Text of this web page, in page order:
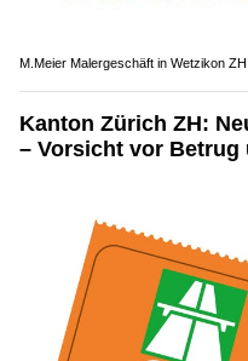
M.Meier Malergeschäft in Wetzikon
Kanton Zürich ZH:
– Vorsicht vor Betrug